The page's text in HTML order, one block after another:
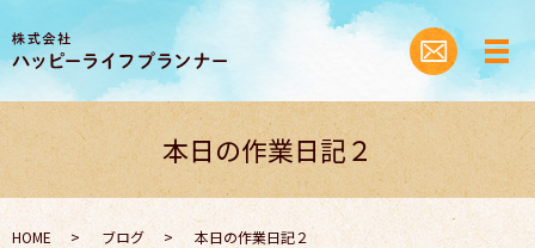
本日の作業日記２
HOME ブログ 本日の作業日記２